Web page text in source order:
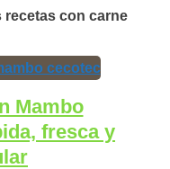
recetas con carne
Mambo
fresca y